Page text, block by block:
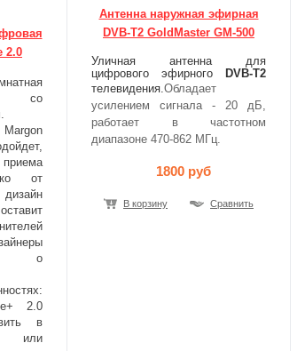
2.0
со
от
дизайн
и о
2.0
в
или
Антенна наружная эфирная
DVB-T2 GoldMaster GM-500
Уличная антенна для
цифрового эфирного
DVB-T2
телевидения.Обладает
усилением сигнала - 20 дБ,
работает в частотном
диапазоне 470-862 МГц.
1800 руб
В корзину Сравнить